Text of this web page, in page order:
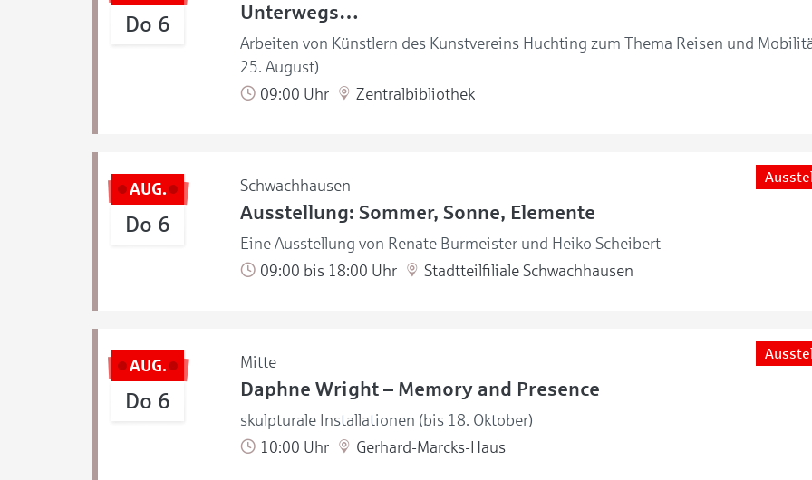
Do 6
Unterwegs…
Arbeiten von Künstlern des Kunstvereins Huchting zum Thema Reisen und
25. August)
09:00 Uhr
Zentralbibliothek
AUG.
Do 6
Schwachhausen
Ausstellung: Sommer, Sonne, Elemente
Eine Ausstellung von Renate Burmeister und Heiko Scheibert
09:00 bis 18:00 Uhr
Stadtteilfiliale Schwachhausen
AUG.
Do 6
Mitte
Daphne Wright – Memory and Presence
skulpturale Installationen (bis 18. Oktober)
10:00 Uhr
Gerhard-Marcks-Haus